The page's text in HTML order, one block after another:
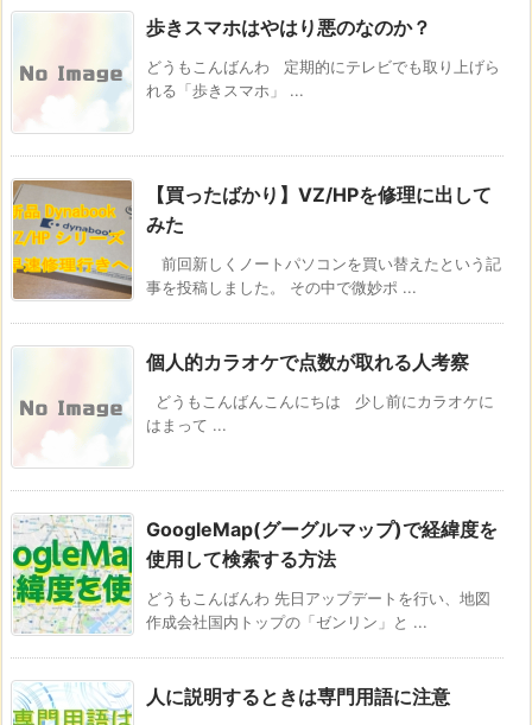
歩きスマホはやはり悪のなのか？
どうもこんばんわ 定期的にテレビでも取り上げら
れる「歩きスマホ」 ...
【買ったばかり】VZ/HPを修理に出して
みた
前回新しくノートパソコンを買い替えたという記
事を投稿しました。 その中で微妙ポ ...
個人的カラオケで点数が取れる人考察
どうもこんばんこんにちは 少し前にカラオケに
はまって ...
GoogleMap(グーグルマップ)で経緯度を
使用して検索する方法
どうもこんばんわ 先日アップデートを行い、地図
作成会社国内トップの「ゼンリン」と ...
人に説明するときは専門用語に注意